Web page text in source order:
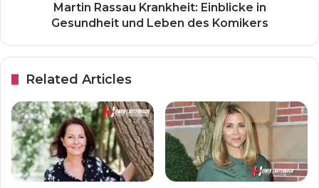
Martin Rassau Krankheit: Einblicke in
Gesundheit und Leben des Komikers
Related Articles